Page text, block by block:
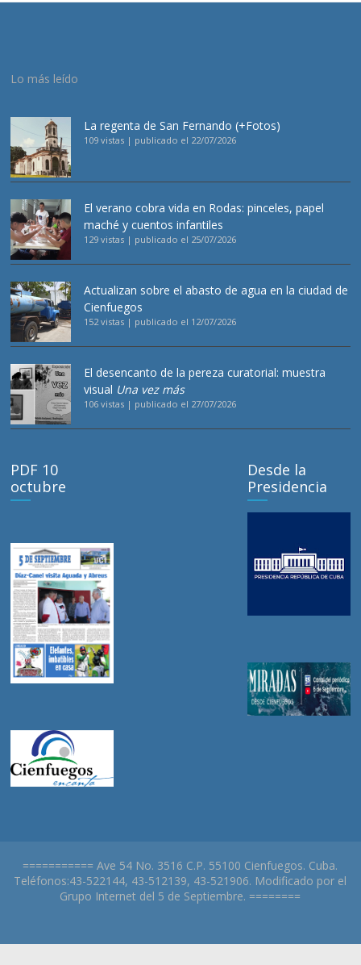
Lo más leído
La regenta de San Fernando (+Fotos)
109 vistas | publicado el 22/07/2026
El verano cobra vida en Rodas: pinceles, papel
maché y cuentos infantiles
129 vistas | publicado el 25/07/2026
Actualizan sobre el abasto de agua en la ciudad de
Cienfuegos
152 vistas | publicado el 12/07/2026
El desencanto de la pereza curatorial: muestra
visual Una vez más
106 vistas | publicado el 27/07/2026
PDF 10
octubre
Desde la
Presidencia
=========== Ave 54 No. 3516 C.P. 55100 Cienfuegos. Cuba.
Teléfonos:43-522144, 43-512139, 43-521906. Modificado por el
Grupo Internet del 5 de Septiembre. ========